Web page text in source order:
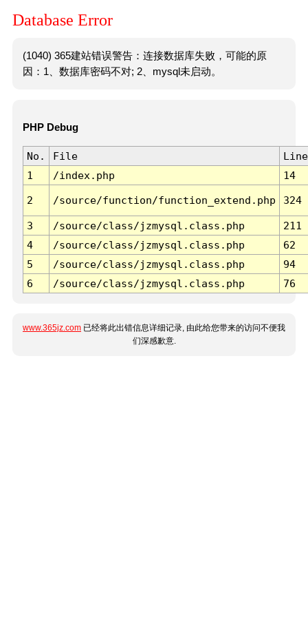
Database Error
(1040) 365建站错误警告：连接数据库失败，可能的原
因：1、数据库密码不对; 2、mysql未启动。
PHP Debug
No. File
Line
1
/index.php 14
2 /source/function/function_extend.php 324
3 /source/class/jzmysql.class.php
211
4
/source/class/jzmysql.class.php
62
5
/source/class/jzmysql.class.php
94
6
/source/class/jzmysql.class.php 76
www.365jz.com 已经将此出错信息详细记录, 由此给您带来的访问不便我
们深感歉意.